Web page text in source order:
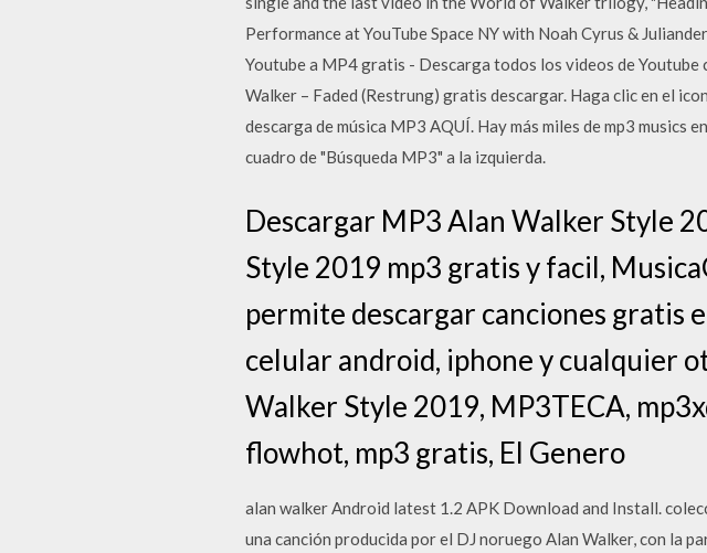
Performance at YouTube Space NY with Noah Cyrus &
Youtube a MP4 gratis - Descarga todos los videos de
Walker – Faded (Restrung) gratis descargar. Haga clic en el
descarga de música MP3 AQUÍ. Hay más miles de mp3 musics
cuadro de "Búsqueda MP3" a la izquierda.
Descargar MP3 Alan Walker Style
Style 2019 mp3 gratis y facil,
permite descargar canciones gratis
celular android, iphone y cualquier
Walker Style 2019, MP3TECA,
flowhot, mp3 gratis, El Genero
alan walker Android latest 1.2 APK Download and Install.
una canción producida por el DJ noruego Alan Walker, con la